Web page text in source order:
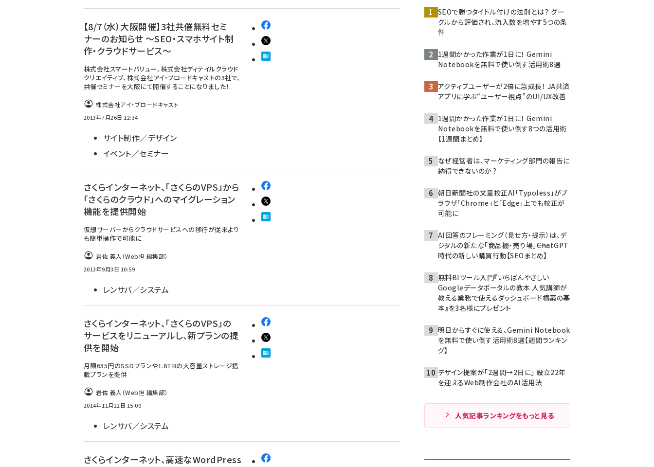
【8/7（水）大阪開催】3社共催無料セミ
ナーのお知らせ ～SEO・スマホサイト制
作・クラウドサービス～
株式会社スマートバリュー、株式会社ディテイルクラウド
クリエイティブ、株式会社アイ・ブロードキャストの3社で、
共催セミナーを大阪にて開催することになりました！
株式会社アイ・ブロードキャスト
2013年7月26日 12:34
サイト制作／デザイン
イベント／セミナー
さくらインターネット、「さくらのVPS」から
「さくらのクラウド」へのマイグレーション
機能を提供開始
仮想サーバーからクラウドサービスへの移行が従来より
も簡単操作で可能に
岩佐 義人（Web担 編集部）
2013年9月3日 10:59
レンサバ／システム
さくらインターネット、「さくらのVPS」の
サービスをリニューアルし、新プランの提
供を開始
月額635円のSSDプランや1.6TBの大容量ストレージ搭
載プランを提供
岩佐 義人（Web担 編集部）
2014年11月22日 15:00
レンサバ／システム
さくらインターネット、高速なWordPress
SEOで勝つタイトル付けの法則とは？ グー
グルから評価され、流入数を増やす5つの条
件
1週間かかった作業が1日に！ Gemini
Notebookを無料で使い倒す活用術8選
アクティブユーザーが2倍に急成長！ JA共済
アプリに学ぶ“ユーザー視点”のUI/UX改善
1週間かかった作業が1日に！ Gemini
Notebookを無料で使い倒す8つの活用術
【1週間まとめ】
なぜ経営者は、マーケティング部門の報告に
納得できないのか？
朝日新聞社の文章校正AI「Typoless」がブ
ラウザ「Chrome」と「Edge」上でも校正が
可能に
AI回答のフレーミング（見せ方・提示）は、デ
ジタルの新たな「商品棚・売り場」――ChatGPT
時代の新しい購買行動【SEOまとめ】
無料BIツール入門『いちばんやさしい
Googleデータポータルの教本 人気講師が
教える業務で使えるダッシュボード構築の基
本』を3名様にプレゼント
明日からすぐに使える、Gemini Notebook
を無料で使い倒す活用術8選【週間ランキン
グ】
デザイン提案が「2週間→2日に」 設立22年
を迎えるWeb制作会社のAI活用法
人気記事ランキングをもっと見る